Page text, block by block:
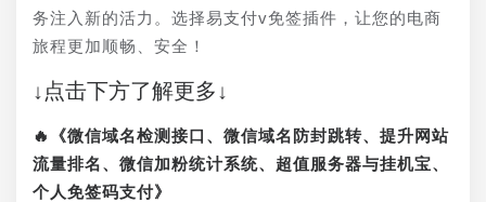
务注入新的活力。选择易支付v免签插件，让您的电商
旅程更加顺畅、安全！
↓点击下方了解更多↓
🔥《微信域名检测接口、微信域名防封跳转、提升网站
流量排名、微信加粉统计系统、超值服务器与挂机宝、
个人免签码支付》